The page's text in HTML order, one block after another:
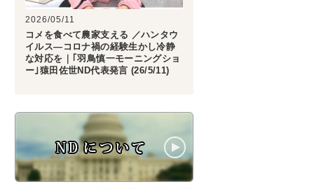
2026/05/11
コメを食べて農家支える ／ハンタウ
イルス―コロナ禍の経験生かし冷静
な対応を｜｢羽鳥慎一モーニングショ
ー｣猿田佐世ND代表発言 (26/5/11)